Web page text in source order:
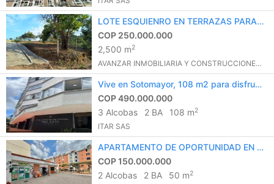
LOTE ESQUIENRO EN TERRAZAS PARA CONSTRUIR LA CASA DE TUS SUEÑOS
COP 250.000.000
2,500 m2
AVANZAR INMOBILIARIA Y CONSTRUCCIONES S.A.S.
Vive en Sotomayor, 108 m2 para disfrutar
COP 490.000.000
3 Alcobas
2 BA 108 m2
ITAR SAS
APARTAMENTO DE OPORTUNIDAD EN MIRAFLORES PIEDECUESTA
COP 150.000.000
2 Alcobas
2 BA 50 m2